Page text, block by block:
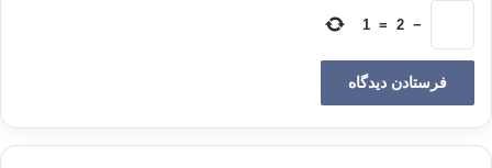
سوره‌ی محمد، و یا در آیه‌ی (61) سوره‌ی انعام آمده است.
‏ وَهُوَ الْقَاهِرُ فَوْقَ عِبَادِهِ وَيُرْسِلُ عَلَيْكُم حَفَظَةً حَتَّىَ إِذَا جَاء أَحَدَكُمُ
الْمَوْتُ تَوَفَّتْهُ رُسُلُنَا وَهُمْ لاَ يُفَرِّطُونَ ‏ [أنعام/61]
−
2
=
1